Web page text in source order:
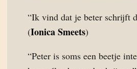
“Ik vind dat je beter schrijft
(Ionica Smeets)
“Peter is soms een beetje